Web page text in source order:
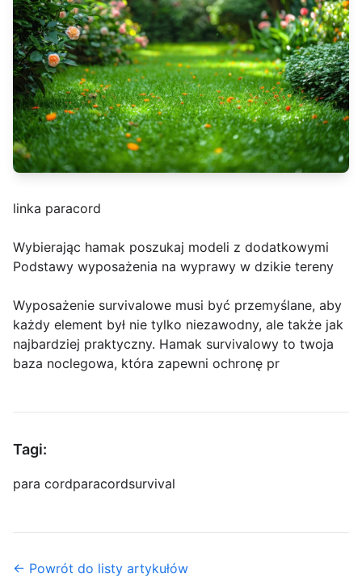
linka paracord
Wybierając hamak poszukaj modeli z dodatkowymi
Podstawy wyposażenia na wyprawy w dzikie tereny
Wyposażenie survivalowe musi być przemyślane, aby
każdy element był nie tylko niezawodny, ale także jak
najbardziej praktyczny. Hamak survivalowy to twoja
baza noclegowa, która zapewni ochronę pr
Tagi:
para cordparacordsurvival
← Powrót do listy artykułów